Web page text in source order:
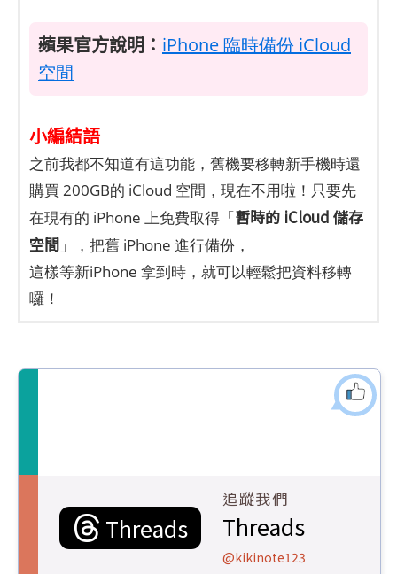
蘋果官方說明： iPhone 臨時備份 iCloud
空間
小編結語
之前我都不知道有這功能，舊機要移轉新手機時還
購買 200GB的 iCloud 空間，現在不用啦！只要先
在現有的 iPhone 上免費取得「暫時的 iCloud 儲存
空間 」，把舊 iPhone 進行備份，
這樣等新iPhone 拿到時，就可以輕鬆把資料移轉
囉！
Threads
追蹤我們
Threads
@kikinote123